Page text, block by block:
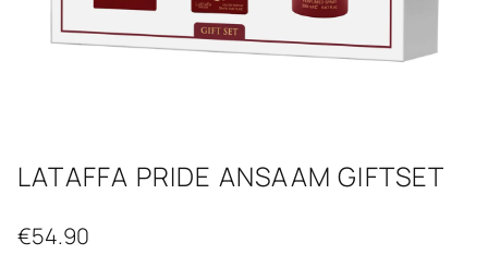
LATAFFA PRIDE ANSAAM GIFTSET
€54.90